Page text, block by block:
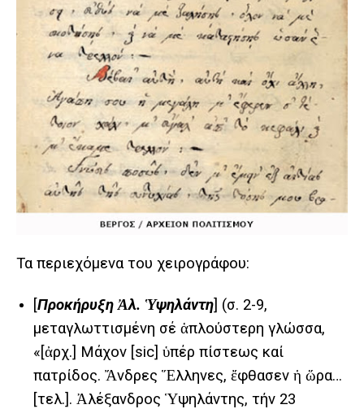
Τα περιεχόμενα του χειρογράφου:
[Προκήρυξη Ἀλ. Ὑψηλάντη] (σ. 2-9,
μεταγλωττισμένη σέ ἁπλούστερη γλώσσα,
«[ἀρχ.] Μάχον [sic] ὑπέρ πίστεως καί
πατρίδος. Ἄνδρες Ἕλληνες, ἔφθασεν ἡ ὥρα…
[τελ.]. Ἀλέξανδρος Ὑψηλάντης, τήν 23